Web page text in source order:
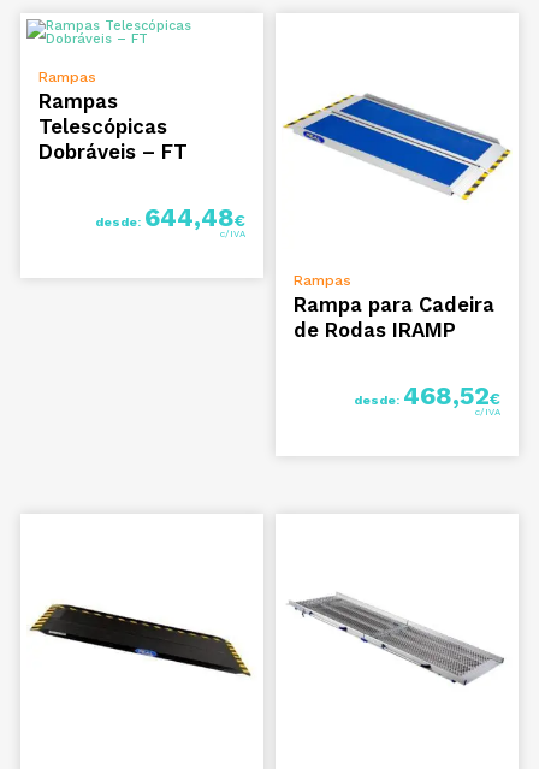
Rampas
Rampas
Telescópicas
Dobráveis – FT
desde: 644,48€
Rampas
Rampa para Cadeira
de Rodas IRAMP
desde: 468,52€